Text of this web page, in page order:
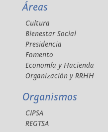
Áreas
Cultura
Bienestar Social
Presidencia
Fomento
Economía y Hacienda
Organización y RRHH
Organismos
CIPSA
REGTSA